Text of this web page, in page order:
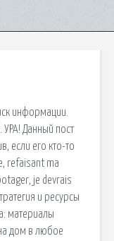
информации.
УРА! Данный пост
если его кто-то
refaisant ma
je devrais
и ресурсы
материалы
дом в любое